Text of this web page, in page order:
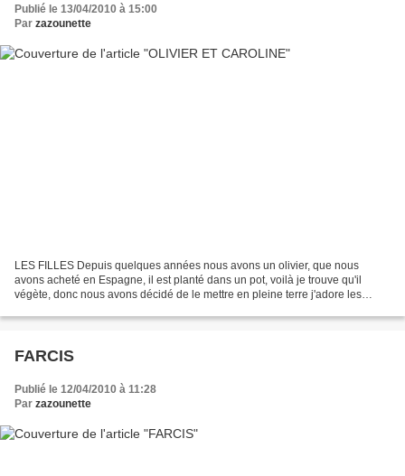
Publié le 13/04/2010 à 15:00
Par zazounette
LES FILLES Depuis quelques années nous avons un olivier, que nous
avons acheté en Espagne, il est planté dans un pot, voilà je trouve qu'il
végète, donc nous avons décidé de le mettre en pleine terre j'adore les
FARCIS
Publié le 12/04/2010 à 11:28
Par zazounette